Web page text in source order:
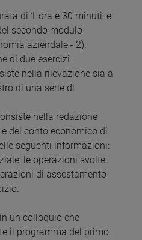
di 1 ora e 30 minuti, e
secondo modulo
aziendale - 2).
di due esercizi:
nella rilevazione sia a
di una serie di
nella redazione
del conto economico di
seguenti informazioni:
le operazioni svolte
di assestamento
un colloquio che
il programma del primo